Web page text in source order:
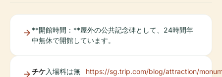
**開館時間：**屋外の公共記念碑として、24時間年
中無休で開館しています。
チケ入場料は無
https://sg.trip.com/blog/attraction/